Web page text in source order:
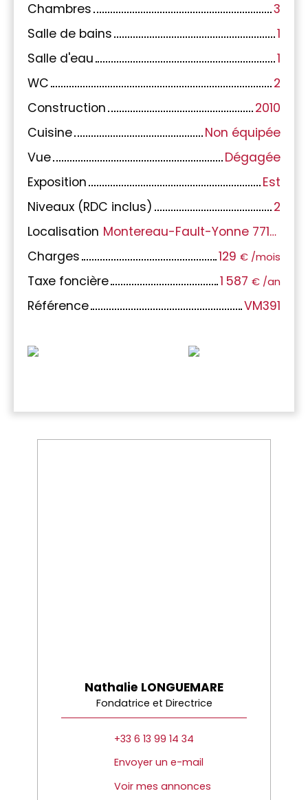
Chambres
3
Salle de bains
1
Salle d'eau
1
WC
2
Construction
2010
Cuisine
Non équipée
Vue
Dégagée
Exposition
Est
Niveaux (RDC inclus)
2
Localisation
Montereau-Fault-Yonne 77130
Charges
129 € /mois
Taxe foncière 1 587 € /an
Référence VM391
Nathalie LONGUEMARE
Fondatrice et Directrice
+33 6 13 99 14 34
Envoyer un e-mail
Voir mes annonces